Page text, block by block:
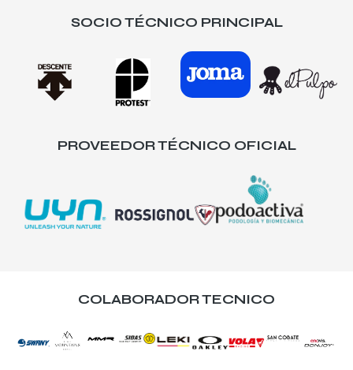
SOCIO TÉCNICO PRINCIPAL
PROVEEDOR TÉCNICO OFICIAL
COLABORADOR TECNICO